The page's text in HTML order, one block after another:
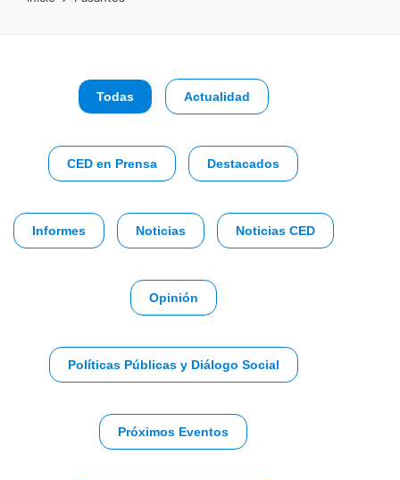
Todas Actualidad
CED en Prensa Destacados
Informes Noticias Noticias CED
Opinión
Políticas Públicas y Diálogo Social
Próximos Eventos